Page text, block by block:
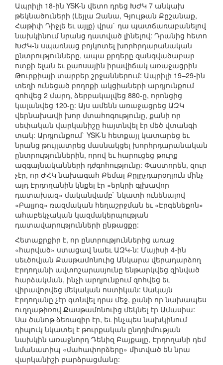
Ապրիլի 18-ին YSK-ն վետո դրեց ԽԺԿ 7 անկախ
թեկնածուների (Լեյլա Զանա, Գյուլթան Քըշանաք,
Հաթիփ Դիջլե եւ այլք) վրա` դա պատճառաբանելով
նախկինում նրանց դատված լինելով: Դրանից հետո
ԽԺԿ-ն սպառնաց բոյկոտել խորհրդարանական
ընտրությունները, ապա քրդերը զանգվածաբար
ոտքի ելան եւ քաոսային իրավիճակ առաջացրին
Թուրքիայի տարբեր շրջաններում: Ապրիլի 19–29-ին
տեղի ունեցած բողոքի ակցիաների արդյունքում
զոհվեց 2 մարդ, ձերբակալվեց 880-ը, որոնցից
կալանվեց 120-ը: Այս ամենն առաջացրեց ԱԶԿ
վերնախավի խոր մտահոգությունը, քանի որ
սեփական վարկանիշը հայտնվել էր մեծ վտանգի
տակ: Արդյունքում` YSK-ն հետքայլ կատարեց եւ
նրանց թույլատրեց մասնակցել խորհրդարանական
ընտրություններին, որով եւ հարուցեց թուրք
ազգայնականների դժգոհությունը: Փաստորեն, զուր
չէր, որ ԺՀԿ նախագահ Քեմալ Քըլըչդարօղլուն մինչ
այդ Էրդողանին կնքել էր «երկրի գլխավոր
դատախազ» մականվամբ` նկատի ունենալով
«Բալյոզ» ռազմական հեղաշրջման եւ «Էրգենեքոն»
ահաբեկչական կազմակերպության
դատավարությունների ընթացքը:
Հետաքրքիր է, որ ընտրություններից առաջ
«հարված» ստացավ նաեւ ԱԶԿ-ն: Մայիսի 4-ին
սեւծովյան Քասթամոնուից Անկարա վերադարձող
Էրդողանի ավտոշարասյունը ենթարկվեց զինված
հարձակման, ինչի արդյունքում զոհվեց եւ
վիրավորվեց մեկական ոստիկան: Սակայն
Էրդողանը չէր գտնվել դրա մեջ, քանի որ նախապես
ուղղաթիռով Քասթամոնուից մեկնել էր Ամասիա:
Սա ծանոթ ձեռագիր էր, եւ ինչպես նախկինում
դիպուկ նկատել է թուրքական ընդդիմության
նախկին առաջնորդ Դենիզ Բայքալը, Էրդողանի դեմ
նմանատիպ «մահափորձերը» միտված են նրա
վարկանիշի բարձրացմանը: